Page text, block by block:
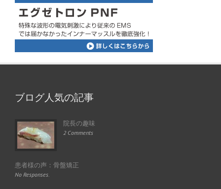
ブログ人気の記事
院長の趣味
2 Comments
患者様の声：骨盤矯正
No Responses.